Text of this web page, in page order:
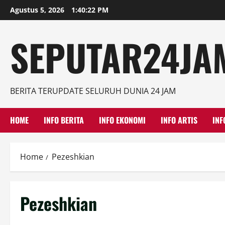
Skip
to
Agustus 5, 2026 1:40:22 PM
BERITA TERUPDATE SELURUH DUNIA 24 JAM
HOME INFO BERITA INFO EKONOMI INFO ARTIS
Home Pezeshkian
Pezeshkian